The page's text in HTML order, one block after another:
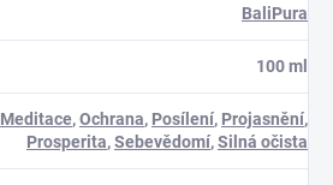
BaliPura
100 ml
Meditace,Ochrana, Posílení, Projasnění,
Prosperita,Sebevědomí,Silná očista